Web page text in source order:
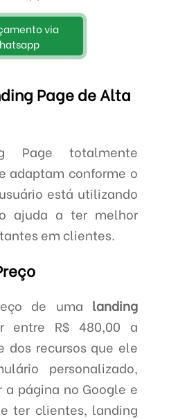
via
Page de Alta
Page totalmente
adaptam conforme o
está utilizando
ajuda a ter melhor
em clientes.
de uma landing
entre R$ 480,00 a
dos recursos que ele
personalizado,
a página no Google e
ter clientes, landing